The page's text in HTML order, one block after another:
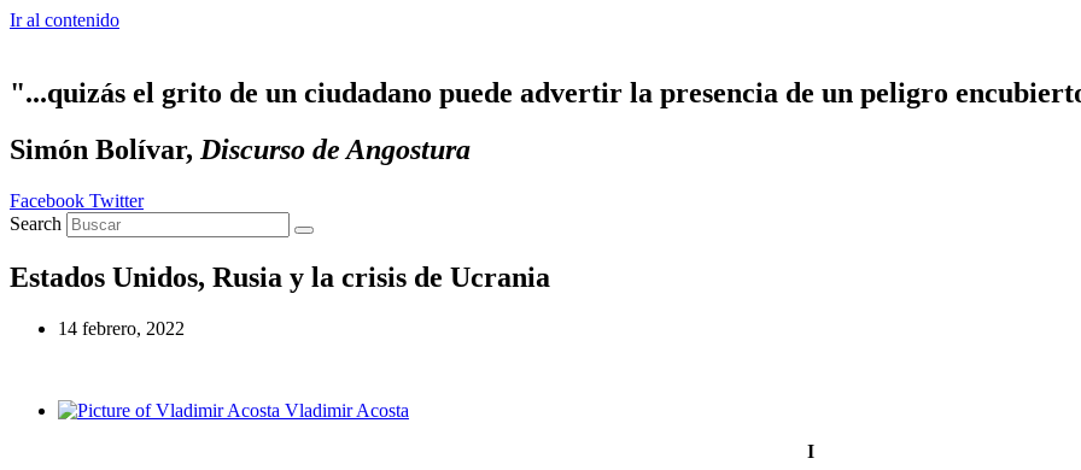
Ir al contenido
"...quizás el grito de un ciudadano puede advertir la presencia de un peligro
Simón Bolívar, Discurso de Angostura
Facebook Twitter
Search
Estados Unidos, Rusia y la crisis de Ucrania
14 febrero, 2022
Vladimir Acosta
I